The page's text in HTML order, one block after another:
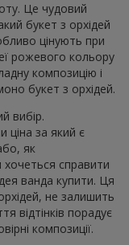
Це чудовий
букет з орхідей
цінують при
рожевого кольору
композицію і
букет з орхідей.
вибір.
ціна за який є
як
справити
ванда купити. Ця
не залишить
відтінків порадує
композиції.